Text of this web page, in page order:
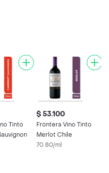
Tinto
$ 53.100
Frontera Vino Tinto
Merlot Chile
70.80/ml